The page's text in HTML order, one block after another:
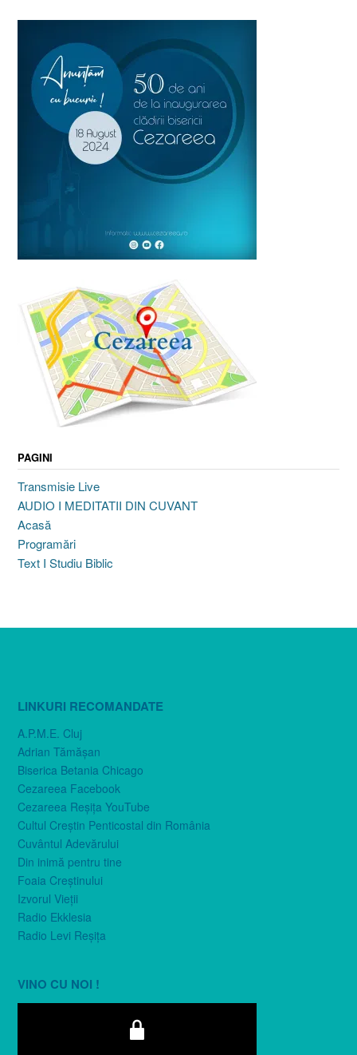
PAGINI
Transmisie Live
AUDIO I MEDITATII DIN CUVANT
Acasă
Programări
Text I Studiu Biblic
LINKURI RECOMANDATE
A.P.M.E. Cluj
Adrian Tămăşan
Biserica Betania Chicago
Cezareea Facebook
Cezareea Reşiţa YouTube
Cultul Creştin Penticostal din România
Cuvântul Adevărului
Din inimă pentru tine
Foaia Creştinului
Izvorul Vieţii
Radio Ekklesia
Radio Levi Reşiţa
VINO CU NOI !